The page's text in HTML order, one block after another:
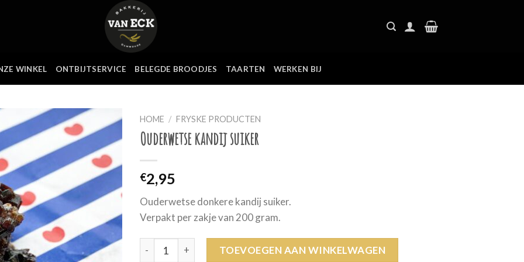
WINKEL ONTBIJTSERVICE BELEGDE BROODJES TAARTEN WERKEN BIJ
HOME / FRYSKE PRODUCTEN
Ouderwetse kandij suiker
€2,95
Ouderwetse donkere kandij suiker.
Verpakt per zakje van 200 gram.
Ouderwetse kandij suiker aantalTOEVOEGEN AAN WINKELWAGEN